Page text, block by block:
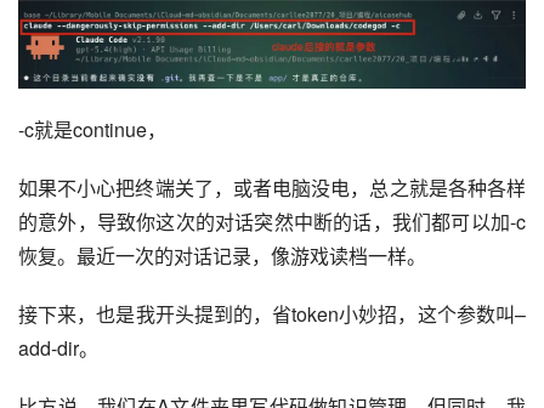
-c就是continue，
如果不小心把终端关了，或者电脑没电，总之就是各种各样
的意外，导致你这次的对话突然中断的话，我们都可以加-c
恢复。最近一次的对话记录，像游戏读档一样。
接下来，也是我开头提到的，省token小妙招，这个参数叫–
add-dir。